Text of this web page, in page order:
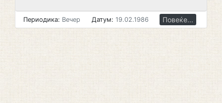
Периодика: Вечер Датум: 19.02.1986 Повеќе...